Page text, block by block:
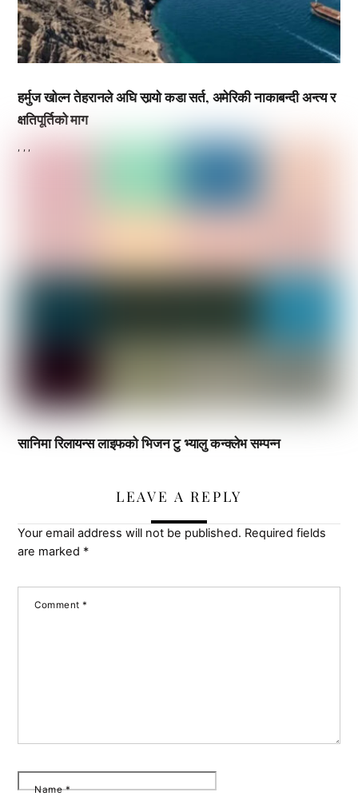
हर्मुज खोल्न तेहरानले अघि सार्‍याे कडा सर्त, अमेरिकी नाकाबन्दी अन्त्य र
क्षतिपूर्तिको माग
सानिमा रिलायन्स लाइफको भिजन टु भ्यालु कन्क्लेभ सम्पन्न
LEAVE A REPLY
Your email address will not be published. Required fields
are marked *
Comment*
Name*